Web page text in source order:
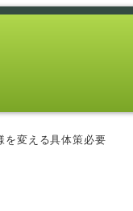
変える具体策必要